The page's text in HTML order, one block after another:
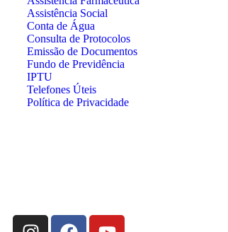
Assistência Social
Conta de Água
Consulta de Protocolos
Emissão de Documentos
Fundo de Previdência
IPTU
Telefones Úteis
Política de Privacidade